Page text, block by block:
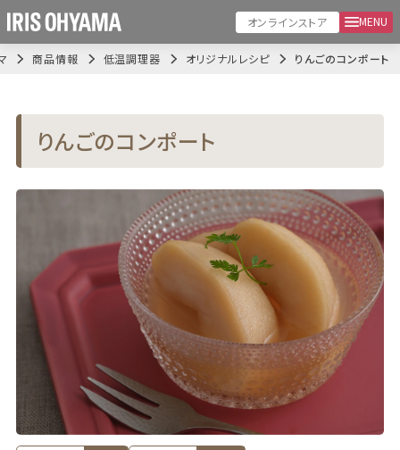
オンラインストア MENU
商品情報 低温調理器 オリジナルレシピ りんごのコンポート
りんごのコンポート